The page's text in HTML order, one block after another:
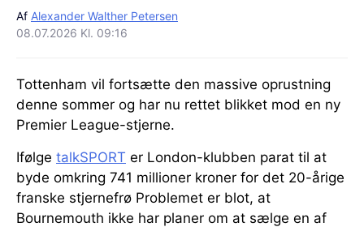
Af Alexander Walther Petersen
08.07.2026 Kl. 09:16
Tottenham vil fortsætte den massive oprustning
denne sommer og har nu rettet blikket mod en ny
Premier League-stjerne.
Ifølge talkSPORT er London-klubben parat til at
byde omkring 741 millioner kroner for det 20-årige
franske stjernefrø Problemet er blot, at
Bournemouth ikke har planer om at sælge en af